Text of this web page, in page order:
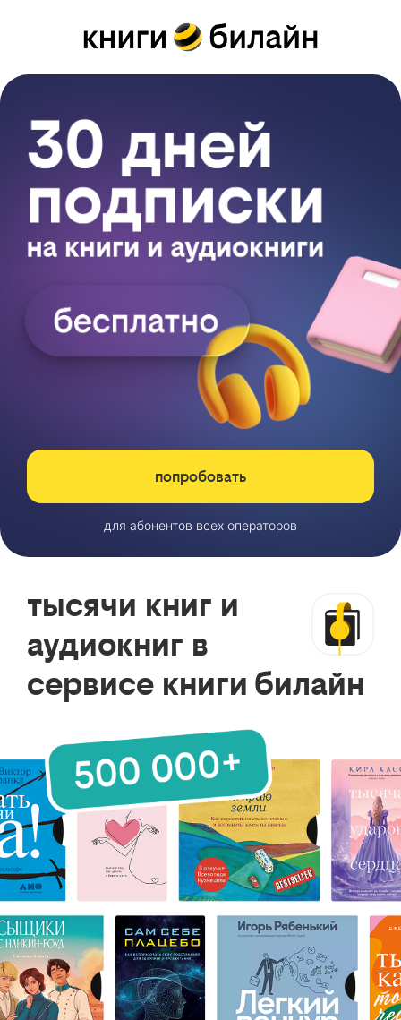
попробовать
для абонентов всех операторов
тысячи книг и
аудиокниг в
сервисе книги билайн